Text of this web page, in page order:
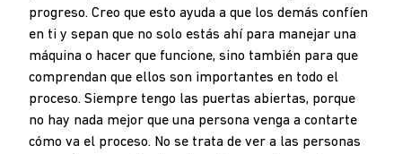
progreso. Creo que esto ayuda a que los demás confíen
en ti y sepan que no solo estás ahí para manejar una
máquina o hacer que funcione, sino también para que
comprendan que ellos son importantes en todo el
proceso. Siempre tengo las puertas abiertas, porque
no hay nada mejor que una persona venga a contarte
cómo va el proceso. No se trata de ver a las personas